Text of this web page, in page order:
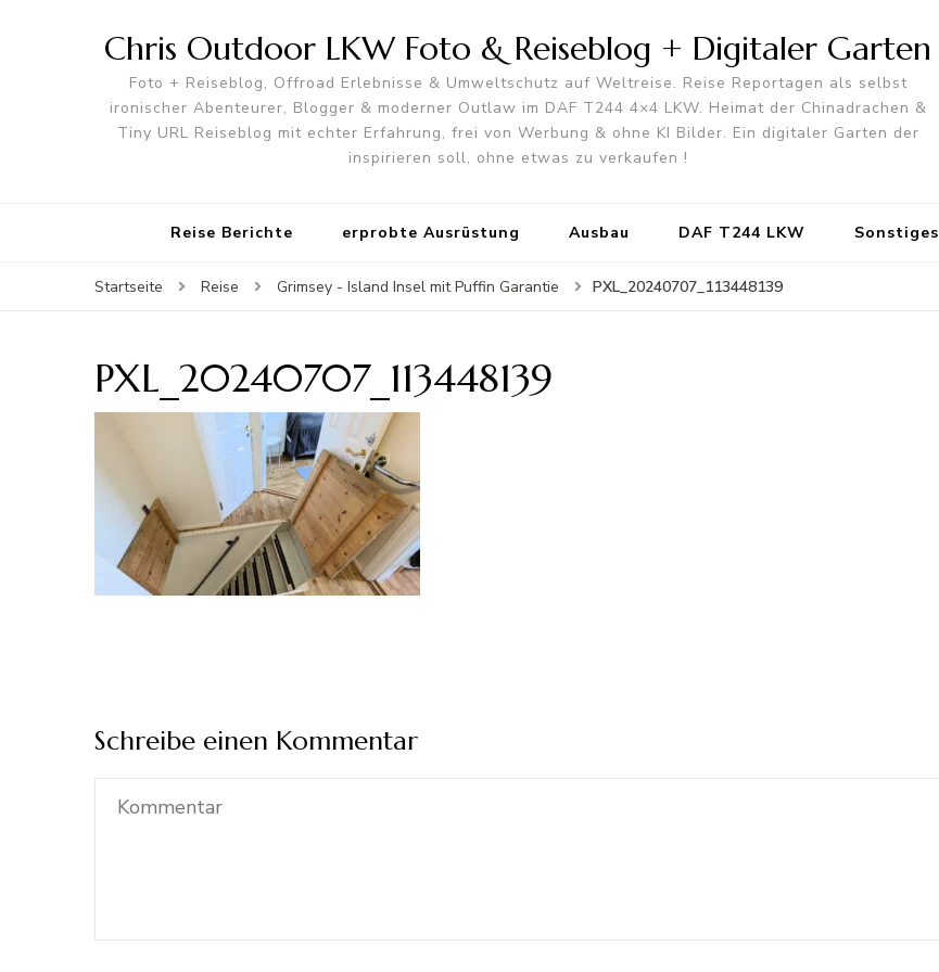
Chris Outdoor LKW Foto & Reiseblog + Digitaler Garten
Foto + Reiseblog, Offroad Erlebnisse & Umweltschutz auf Weltreise. Reise Reportagen als selbst
ironischer Abenteurer, Blogger & moderner Outlaw im DAF T244 4×4 LKW. Heimat der Chinadrachen &
Tiny URL Reiseblog mit echter Erfahrung, frei von Werbung & ohne KI Bilder. Ein digitaler Garten der
inspirieren soll, ohne etwas zu verkaufen !
Reise Berichte erprobte Ausrüstung Ausbau DAF T244 LKW Sonstiges
Startseite Reise Grimsey - Island Insel mit Puffin Garantie PXL_20240707_113448139
PXL_20240707_113448139
Schreibe einen Kommentar